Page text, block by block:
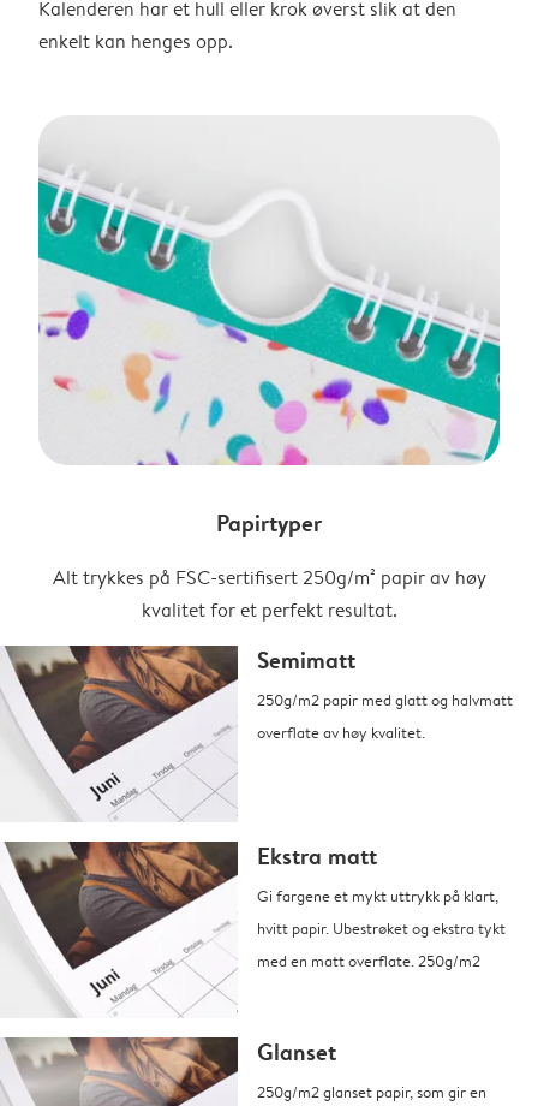
Kalenderen har et hull eller krok øverst slik at den
enkelt kan henges opp.
Papirtyper
Alt trykkes på FSC-sertifisert 250g/m² papir av høy
kvalitet for et perfekt resultat.
Semimatt
250g/m2 papir med glatt og halvmatt
overflate av høy kvalitet.
Ekstra matt
Gi fargene et mykt uttrykk på klart,
hvitt papir. Ubestrøket og ekstra tykt
med en matt overflate. 250g/m2
Glanset
250g/m2 glanset papir, som gir en